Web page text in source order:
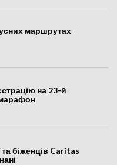
маршрутах
на 23-й
та біженців Caritas